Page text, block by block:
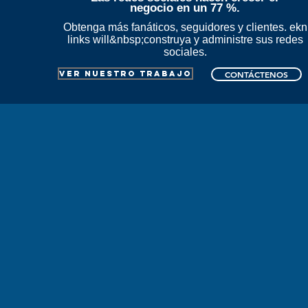
negocio en un 77 %.
Obtenga más fanáticos, seguidores y clientes. ekn
links will&nbsp;construya y administre sus redes
sociales.
VER NUESTRO TRABAJO CONTÁCTENOS